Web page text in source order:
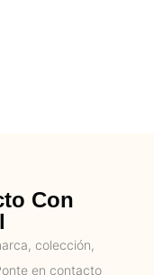
Con
colección,
en contacto